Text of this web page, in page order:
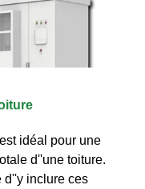
idéal pour une
d''une toiture.
d''y inclure ces